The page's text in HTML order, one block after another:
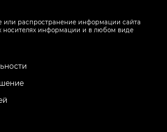
или распространение информации сайта
носителях информации и в любом виде